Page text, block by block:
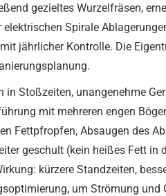
gezieltes Wurzelfräsen,
Spirale
jährlicher Kontrolle. Die
Stoßzeiten, unangenehme
mit mehreren engen
Fettpfropfen, Absaugen des
geschult (kein heißes Fett
kürzere Standzeiten,
um Strömung und